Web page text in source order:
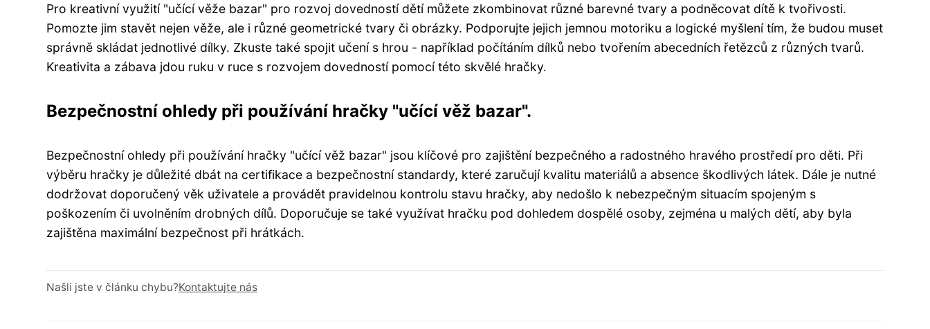
Pro kreativní využití "učící věže bazar" pro rozvoj dovedností dětí můžete zkombinovat různé barevné tvary a podněcovat dítě k tvořivosti.
Pomozte jim stavět nejen věže, ale i různé geometrické tvary či obrázky. Podporujte jejich jemnou motoriku a logické myšlení tím, že budou muset
správně skládat jednotlivé dílky. Zkuste také spojit učení s hrou - například počítáním dílků nebo tvořením abecedních řetězců z různých tvarů.
Kreativita a zábava jdou ruku v ruce s rozvojem dovedností pomocí této skvělé hračky.
Bezpečnostní ohledy při používání hračky "učící věž bazar".
Bezpečnostní ohledy při používání hračky "učící věž bazar" jsou klíčové pro zajištění bezpečného a radostného hravého prostředí pro děti. Při
výběru hračky je důležité dbát na certifikace a bezpečnostní standardy, které zaručují kvalitu materiálů a absence škodlivých látek. Dále je nutné
dodržovat doporučený věk uživatele a provádět pravidelnou kontrolu stavu hračky, aby nedošlo k nebezpečným situacím spojeným s
poškozením či uvolněním drobných dílů. Doporučuje se také využívat hračku pod dohledem dospělé osoby, zejména u malých dětí, aby byla
zajištěna maximální bezpečnost při hrátkách.
Našli jste v článku chybu?Kontaktujte nás